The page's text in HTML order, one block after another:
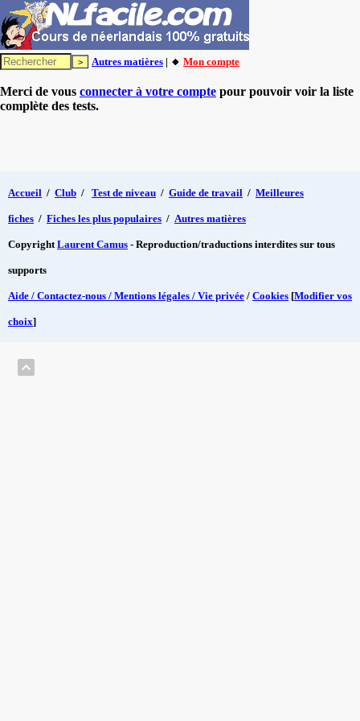
Autres matières | 🔸 Mon compte
Merci de vous connecter à votre compte pour pouvoir voir la liste
complète des tests.
Accueil / Club / Test de niveau / Guide de travail / Meilleures
fiches / Fiches les plus populaires / Autres matières
CopyrightLaurent Camus - Reproduction/traductions interdites sur tous
supports
Aide / Contactez-nous / Mentions légales / Vie privée / Cookies [Modifier vos
choix]